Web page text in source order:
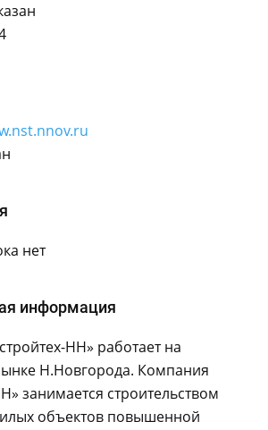
нет
информация
НН» работает на
Н.Новгорода. Компания
занимается строительством
объектов повышенной